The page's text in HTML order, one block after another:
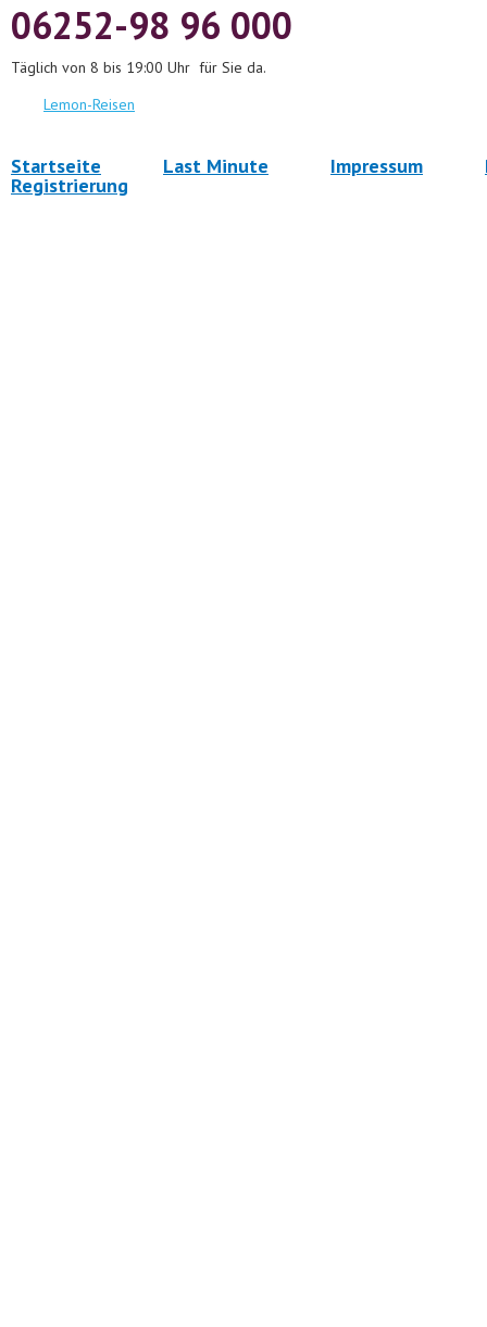
06252-98 96 000
Täglich von 8 bis 19:00 Uhr für Sie da.
Lemon-Reisen
Startseite Last Minute Impressum
Registrierung